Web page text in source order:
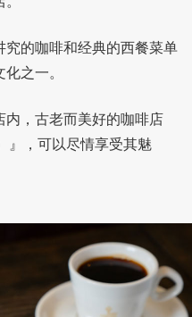
的咖啡和经典的西餐菜单
之一。
，古老而美好的咖啡店
』，可以尽情享受其魅